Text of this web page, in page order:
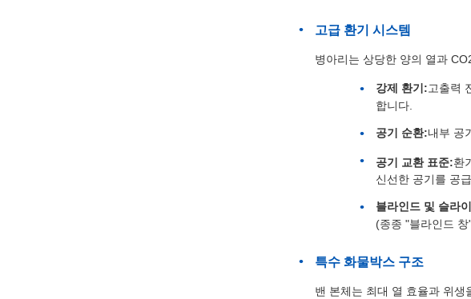
고급 환기 시스템
병아리는 상당한 양의 열과
강제 환기:고출력
합니다.
공기 순환:내부 공
공기 교환 표준:환
신선한 공기를 공
블라인드 및 슬라
(종종 "블라인드
특수 화물박스 구조
밴 본체는 최대 열 효율과 위생